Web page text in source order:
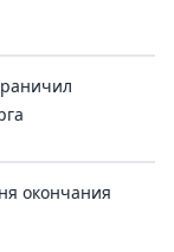
окончания